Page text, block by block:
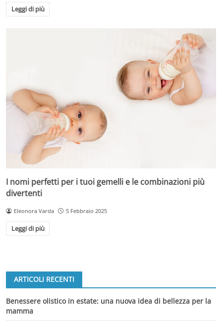
Leggi di più
I nomi perfetti per i tuoi gemelli e le combinazioni più
divertenti
Eleonora Varda 5 Febbraio 2025
Leggi di più
ARTICOLI RECENTI
Benessere olistico in estate: una nuova idea di bellezza per la
mamma